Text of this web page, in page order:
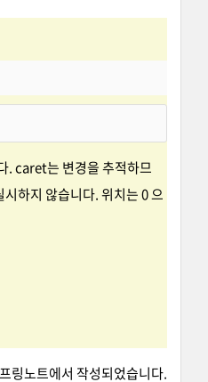
. caret는 변경을 추적하므
하지 않습니다. 위치는 0 으
링노트에서 작성되었습니다.